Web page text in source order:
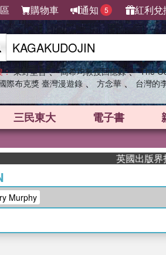
購物車 通知 5 紅利兌
： 東野圭吾 、 高希均教授回憶錄 、 The
際布克獎 臺灣漫遊錄 、 方念華 、 台灣的
三民東大 電子書
英國出版界
Murphy